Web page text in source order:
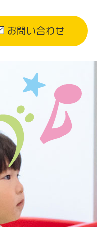
お問い合わせ